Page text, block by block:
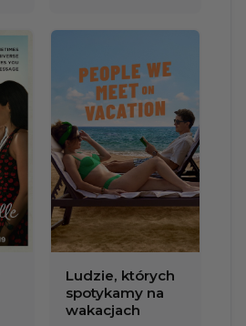
Ludzie, których
spotykamy na
wakacjach